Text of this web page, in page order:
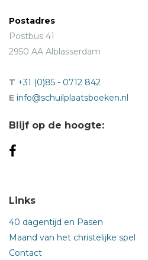
Postadres
Postbus 41
2950 AA Alblasserdam
T +31 (0)85 - 0712 842
E info@schuilplaatsboeken.nl
Blijf op de hoogte:
Links
40 dagentijd en Pasen
Maand van het christelijke spel
Contact